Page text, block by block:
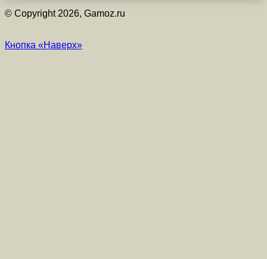
© Copyright 2026, Gamoz.ru
Кнопка «Наверх»